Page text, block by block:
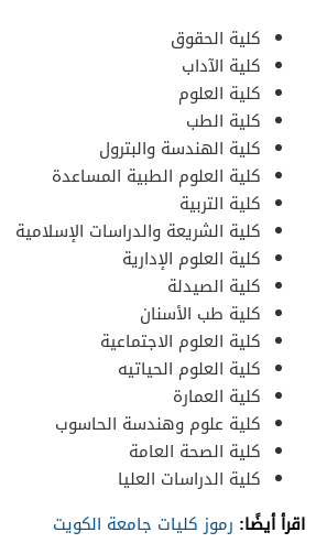
كلية الحقوق
كلية الآداب
كلية العلوم
كلية الطب
كلية الهندسة والبترول
كلية العلوم الطبية المساعدة
كلية التربية
كلية الشريعة والدراسات الإسلامية
كلية العلوم الإدارية
كلية الصيدلة
كلية طب الأسنان
كلية العلوم الاجتماعية
كلية العلوم الحياتيه
كلية العمارة
كلية علوم وهندسة الحاسوب
كلية الصحة العامة
كلية الدراسات العليا
اقرأ أيضًا: رموز كليات جامعة الكويت